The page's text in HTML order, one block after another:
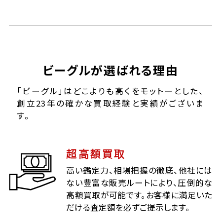
ビーグルが選ばれる理由
「ビーグル」はどこよりも高くをモットーとした、
創立23年の確かな買取経験と実績がございま
す。
超高額買取
高い鑑定力、相場把握の徹底、他社には
ない豊富な販売ルートにより、圧倒的な
高額買取が可能です。お客様に満足いた
だける査定額を必ずご提示します。